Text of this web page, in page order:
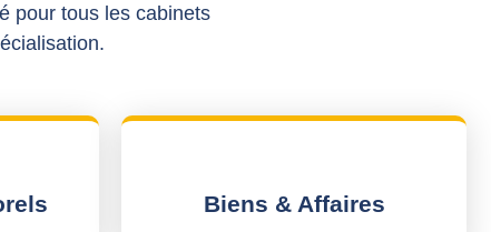
pour tous les cabinets
Biens & Affaires